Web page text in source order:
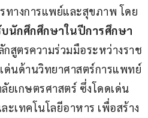
ทางการแพย์และสุขภาพ โดย
บนักศึกศึกษาในปีการศึกษา
กสูตรความร่วมมือระหว่างราช
นด้านวิทยาศาสตร์การแพทย์
เกษตรศาสตร์ ซึ่งโดดเด่น
เทคโนโลยีอาหาร เพื่อสร้าง